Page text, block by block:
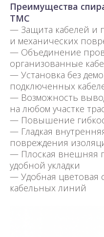
Преимущества
TMC
— Защита кабелей и
и механических
— Объединение
организованные
— Установка без
подключенных
— Возможность
на любом участке
— Повышение
— Гладкая
повреждения
— Плоская внешняя
удобной укладки
— Удобная цветовая
кабельных линий